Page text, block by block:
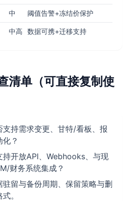
中 阈值告警+冻结价保护
中高 数据可携+迁移支持
清单（可直接复制使
支持需求变更、甘特/看板、报
？
持开放API、Webhooks、与现
财务系统集成？
留与备份周期、保留策略与删
。